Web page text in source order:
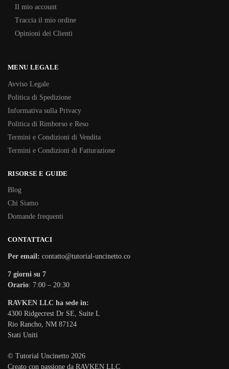
Il mio account
Traccia il mio ordine
Opinioni dei Clienti
MENU LEGALE
Avviso Legale
Politica di Spedizione
Informativa sulla Privacy
Politica di Rimborso e Reso
Termini e Condizioni di Vendita
Termini e Condizioni di Fatturazione
RISORSE E GUIDE
Blog
Chi Siamo
Domande frequenti
CONTATTACI
Per email: contatto@tutorial-uncinetto.co
7 giorni su 7
Orario: 7:00 – 20:30
RAVKEN LLC ha sede in:
4300 Ridgecrest Dr SE, Suite L
Rio Rancho, NM 87124
Stati Uniti
© Tutorial Uncinetto 2026
Creato con passione da RAVKEN LLC